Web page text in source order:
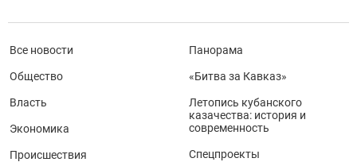
Все новости
Общество
Власть
Экономика
Происшествия
Панорама
«Битва за Кавказ»
Летопись кубанского
казачества: история и
современность
Спецпроекты